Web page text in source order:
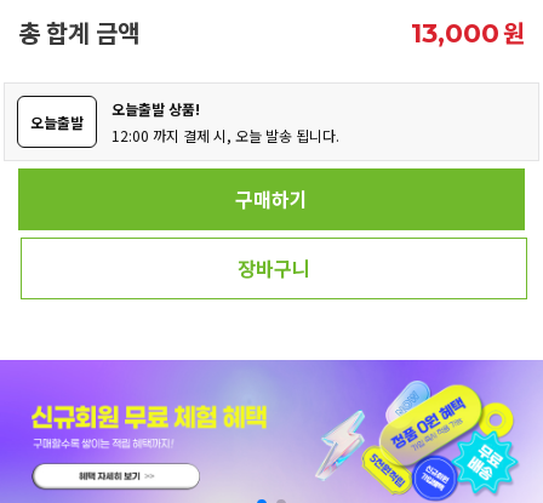
총 합계 금액 13,000원
오늘출발
오늘출발 상품!
12:00 까지 결제 시, 오늘 발송 됩니다.
구매하기
장바구니